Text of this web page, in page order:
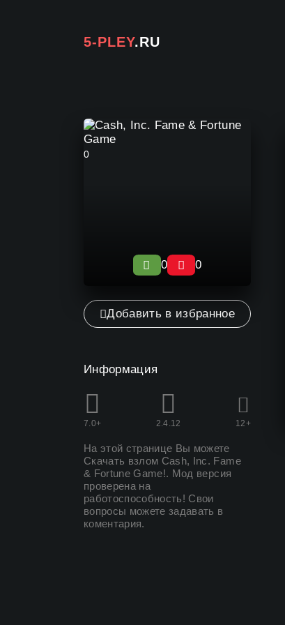
5-PLEY.RU
0
0 0
Добавить в избранное
Информация
7.0+ 2.4.12 12+
На этой странице Вы можете
Скачать взлом Cash, Inc. Fame
& Fortune Game!. Мод версия
проверена на
работоспособность! Свои
вопросы можете задавать в
коментария.